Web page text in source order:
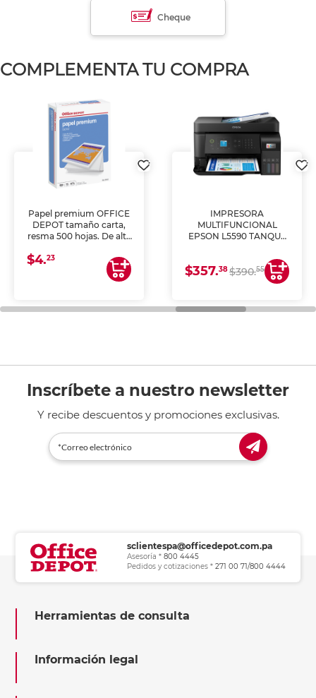
Cheque
COMPLEMENTA TU COMPRA
Papel premium OFFICE
DEPOT tamaño carta,
resma 500 hojas. De alta
uniforme, ideal para
impresoras de inyección
de tinta y láser,
general de oficina.
$4.23
IMPRESORA
MULTIFUNCIONAL
EPSON L5590 TANQUE
COPIA Y ESCANEA)
$357.38$390.55
Inscríbete a nuestro newsletter
Y recibe descuentos y promociones exclusivas.
sclientespa@officedepot.com.pa
Asesoría * 800 4445
Pedidos y cotizaciones * 271 00 71/800 4444
Herramientas de consulta
Información legal